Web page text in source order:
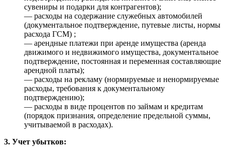
сувениры и подарки для контрагентов);
— расходы на содержание служебных автомобилей
(документальное подтверждение, путевые листы, нормы
расхода ГСМ) ;
— арендные платежи при аренде имущества (аренда
движимого и недвижимого имущества, документальное
подтверждение, постоянная и переменная составляющие
арендной платы);
— расходы на рекламу (нормируемые и ненормируемые
расходы, требования к документальному
подтверждению);
— расходы в виде процентов по займам и кредитам
(порядок признания, определение предельной суммы,
учитываемой в расходах).
3. Учет убытков: